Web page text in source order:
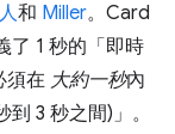
和 Miller。Card
了 1 秒的「即時
須在 大約一秒內
3 秒之間)」。